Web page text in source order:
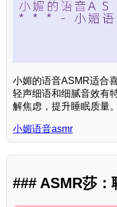
小媚的语音ASMR适合
轻声细语和细腻音效有
解焦虑，提升睡眠质量
小媚语音asmr
### ASMR莎